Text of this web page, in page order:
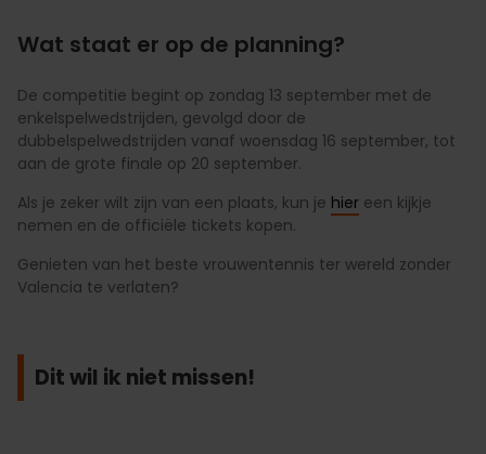
Wat staat er op de planning?
De competitie begint op zondag 13 september met de
enkelspelwedstrijden, gevolgd door de
dubbelspelwedstrijden vanaf woensdag 16 september, tot
aan de grote finale op 20 september.
Als je zeker wilt zijn van een plaats, kun je hier een kijkje
nemen en de officiële tickets kopen.
Genieten van het beste vrouwentennis ter wereld zonder
Valencia te verlaten?
Dit wil ik niet missen!